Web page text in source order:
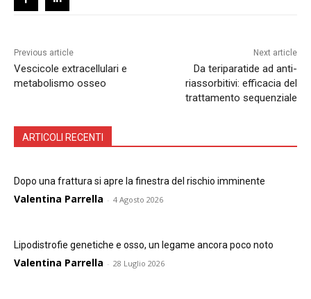
Previous article
Vescicole extracellulari e
metabolismo osseo
Next article
Da teriparatide ad anti-
riassorbitivi: efficacia del
trattamento sequenziale
ARTICOLI RECENTI
Dopo una frattura si apre la finestra del rischio imminente
Valentina Parrella - 4 Agosto 2026
Lipodistrofie genetiche e osso, un legame ancora poco noto
Valentina Parrella - 28 Luglio 2026